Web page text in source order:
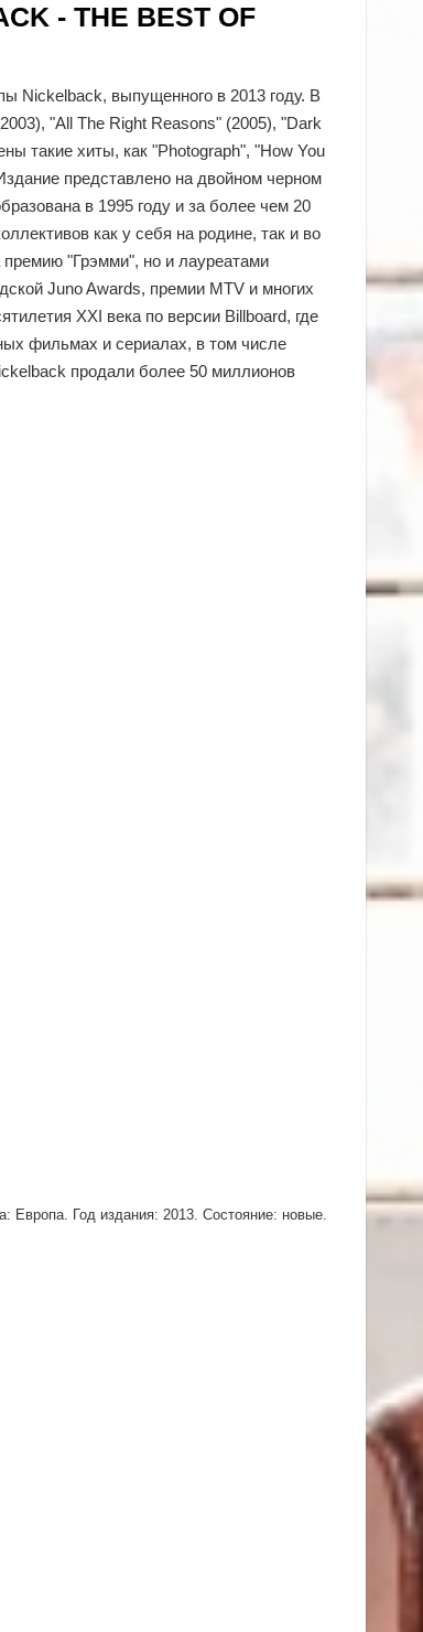
- THE BEST OF
Nickelback, выпущенного в 2013 году. В
"All The Right Reasons" (2005), "Dark
такие хиты, как "Photograph", "How You
представлено на двойном черном
в 1995 году и за более чем 20
как у себя на родине, так и во
"Грэмми", но и лауреатами
Juno Awards, премии MTV и многих
XXI века по версии Billboard, где
фильмах и сериалах, в том числе
продали более 50 миллионов
Европа. Год издания: 2013. Состояние: новые.